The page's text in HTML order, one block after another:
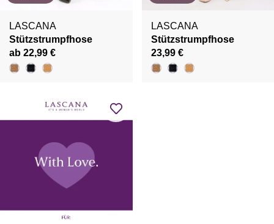
LASCANA
Stützstrumpfhose
ab 22,99 €
LASCANA
Stützstrumpfhose
23,99 €